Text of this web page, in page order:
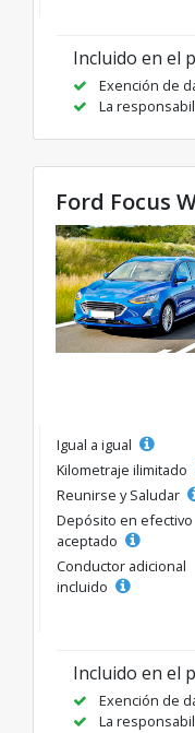
Incluido en el
Exención de
La
Ford Focus
Igual a igual
Kilometraje ilimitado
Reunirse y Saludar
Depósito en efectivo
aceptado
Conductor adicional
incluido
Incluido en el
Exención de
La